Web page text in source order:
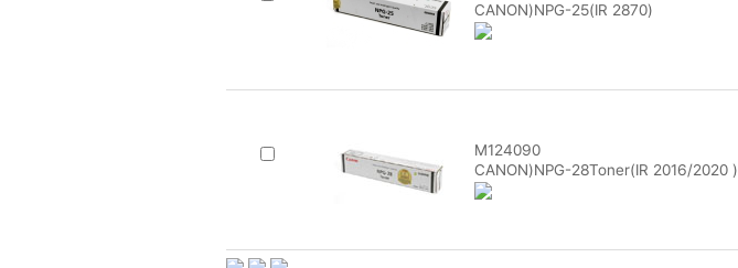
CANON)NPG-25(IR 2870)
M124090
CANON)NPG-28Toner(IR 2016/2020 )